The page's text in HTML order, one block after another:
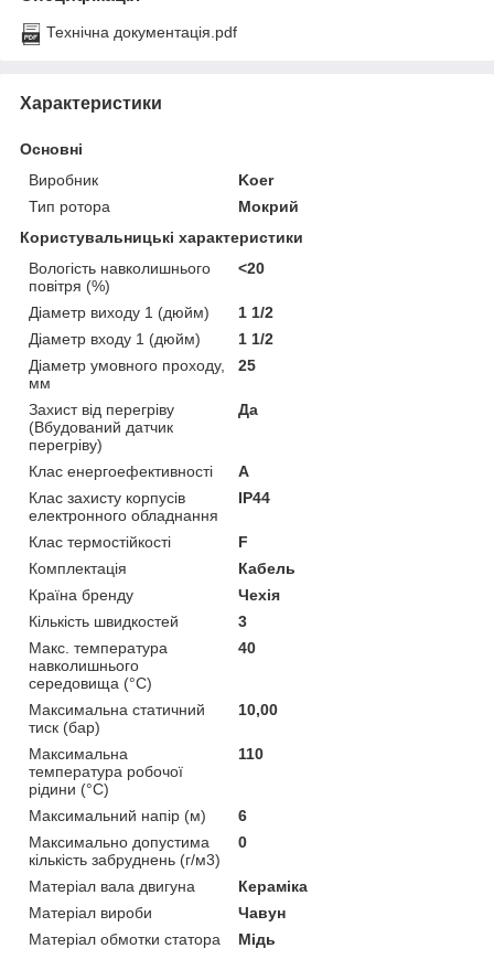
Технічна документація.pdf
Характеристики
Основні
Виробник
Koer
Тип ротора
Мокрий
Користувальницькі характеристики
Вологість навколишнього
повітря (%)
<20
Діаметр виходу 1 (дюйм)
1 1/2
Діаметр входу 1 (дюйм)
1 1/2
Діаметр умовного проходу,
мм
25
Захист від перегріву
(Вбудований датчик
перегріву)
Да
Клас енергоефективності
A
Клас захисту корпусів
електронного обладнання
IP44
Клас термостійкості
F
Комплектація
Кабель
Країна бренду
Чехія
Кількість швидкостей
3
Макс. температура
навколишнього
середовища (°C)
40
Максимальна статичний
тиск (бар)
10,00
Максимальна
температура робочої
рідини (°C)
110
Максимальний напір (м)
6
Максимально допустима
кількість забруднень (г/м3)
0
Матеріал вала двигуна
Кераміка
Матеріал вироби
Чавун
Матеріал обмотки статора
Мідь